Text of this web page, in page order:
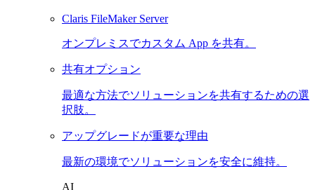
Claris FileMaker Server
オンプレミスでカスタム App を共有。
共有オプション
最適な方法でソリューションを共有するための選
択肢。
アップグレードが重要な理由
最新の環境でソリューションを安全に維持。
AI